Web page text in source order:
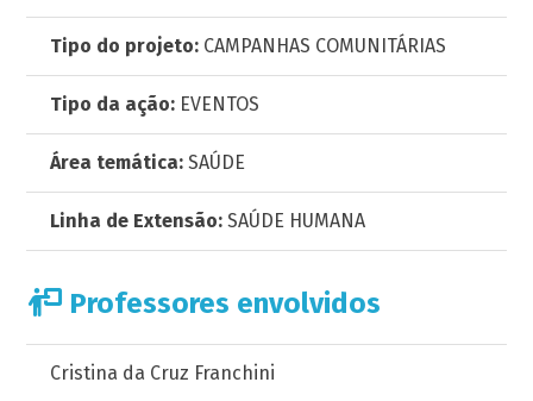
Tipo do projeto: CAMPANHAS COMUNITÁRIAS
Tipo da ação: EVENTOS
Área temática: SAÚDE
Linha de Extensão: SAÚDE HUMANA
Professores envolvidos
Cristina da Cruz Franchini